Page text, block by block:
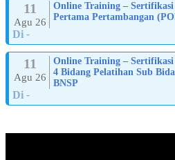
11
Agu 26
Online Training – Sertifikasi
Pertama Pertambangan
Di -
11
Agu 26
Online Training –
4 Bidang Pelatihan Sub
BNSP
Di -